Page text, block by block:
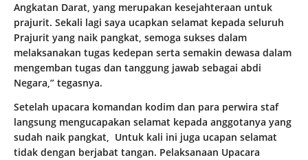
Angkatan Darat, yang merupakan kesejahteraan untuk
prajurit. Sekali lagi saya ucapkan selamat kepada seluruh
Prajurit yang naik pangkat, semoga sukses dalam
melaksanakan tugas kedepan serta semakin dewasa dalam
mengemban tugas dan tanggung jawab sebagai abdi
Negara,” tegasnya.
Setelah upacara komandan kodim dan para perwira staf
langsung mengucapakan selamat kepada anggotanya yang
sudah naik pangkat, Untuk kali ini juga ucapan selamat
tidak dengan berjabat tangan. Pelaksanaan Upacara